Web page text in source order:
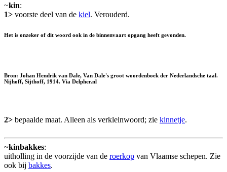
~kin:
1> voorste deel van de kiel. Verouderd.
Het is onzeker of dit woord ook in de binnenvaart opgang heeft gevonden.
Bron: Johan Hendrik van Dale, Van Dale's groot woordenboek der Nederlandsche taal.
Nijhoff, Sijthoff, 1914. Via Delpher.nl
2> bepaalde maat. Alleen als verkleinwoord; zie kinnetje.
~kinbakkes:
uitholling in de voorzijde van de roerkop van Vlaamse schepen. Zie
ook bij bakkes.